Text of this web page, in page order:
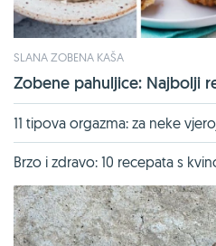
SLANA ZOBENA KAŠA
Zobene pahuljice: Najbolji
11 tipova orgazma: za neke
Brzo i zdravo: 10 recepata s